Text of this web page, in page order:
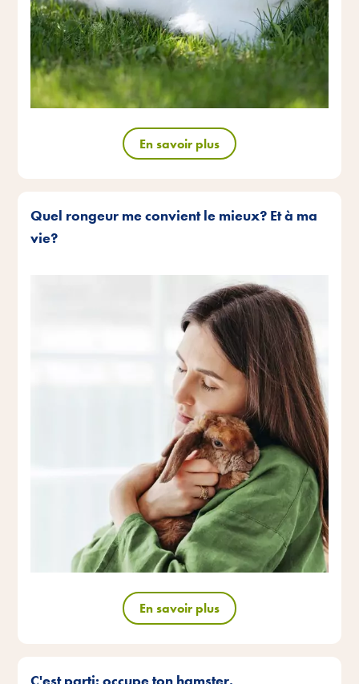
En savoir plus
Quel rongeur me convient le mieux? Et à ma
vie?
En savoir plus
C'est parti: occupe ton hamster.